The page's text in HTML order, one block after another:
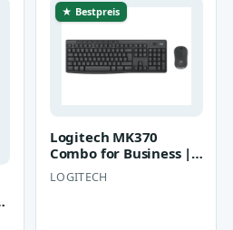
★ Bestpreis
Logitech MK370
Combo for Business |
920-012070 | Tastatur-
und-Maus-Set
LOGITECH